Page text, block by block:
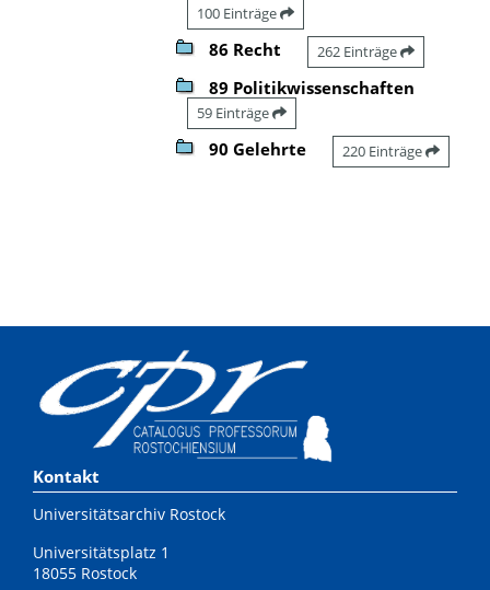
100 Einträge
86 Recht 262 Einträge
89 Politikwissenschaften
59 Einträge
90 Gelehrte 220 Einträge
Kontakt
Universitätsarchiv Rostock
Universitätsplatz 1
18055 Rostock